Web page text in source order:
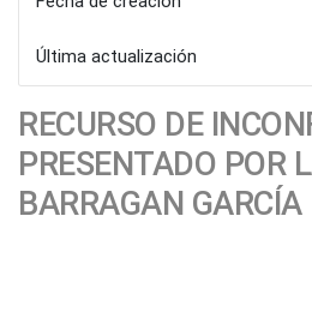
Última actualización
RECURSO DE
PRESENTADO POR
BARRAGAN GARCÍA